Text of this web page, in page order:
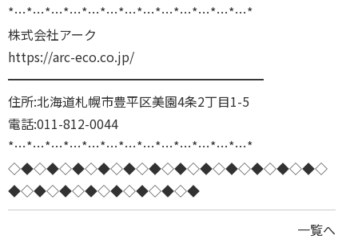
*…*…*…*…*…*…*…*…*…*…*…*…*…*
株式会社アーク
https://arc-eco.co.jp/
━━━━━━━━━━━━━━━━━━━━
住所:北海道札幌市豊平区美園4条2丁目1-5
電話:011-812-0044
*…*…*…*…*…*…*…*…*…*…*…*…*…*
◇◆◇◆◇◆◇◆◇◆◇◆◇◆◇◆◇◆◇◆◇◆◇◆◇
◆◇◆◇◆◇◆◇◆◇◆◇◆◇◆
一覧へ